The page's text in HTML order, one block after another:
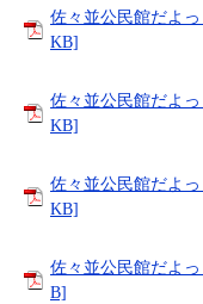
佐々並公民館だよ
KB]
佐々並公民館だよ
KB]
佐々並公民館だよ
KB]
佐々並公民館だよ
B]